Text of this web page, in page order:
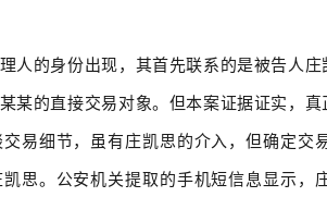
人的身份出现，其首先联系的是被告人
某的直接交易对象。但本案证据证实，
易细节，虽有庄凯思的介入，但确定
思。公安机关提取的手机短信息显示